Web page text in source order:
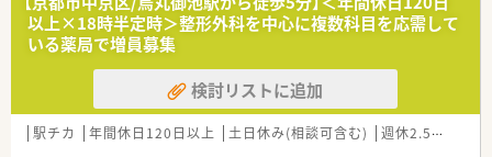
<福利厚生面について>
■【標準的な就業時間】09：00～17：30の中に【コアタイム】11:00
～15:00を設けており、様々なライフイベントがある方も働きや
■残業時間は2021年平均で月当たり19.5時間、1日1時間程度で
す。
以上×18時半定時＞整形外科を中心に複数科目を応需して
いる薬局で増員募集
検討リストに追加
駅チカ 年間休日120日以上 土日休み(相談可含む) 週休2.5日以上